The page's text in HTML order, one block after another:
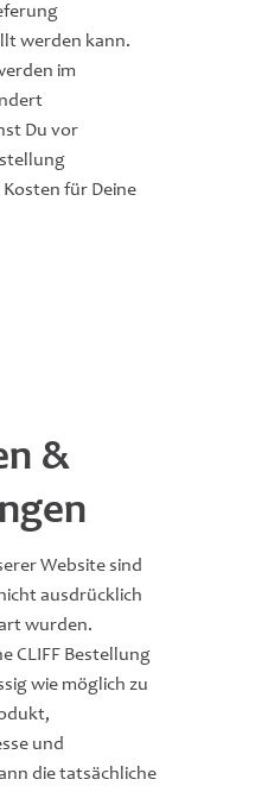
werden kann.
im
Du vor
für Deine
&
Website sind
ausdrücklich
wurden.
CLIFF Bestellung
wie möglich zu
und
die tatsächliche